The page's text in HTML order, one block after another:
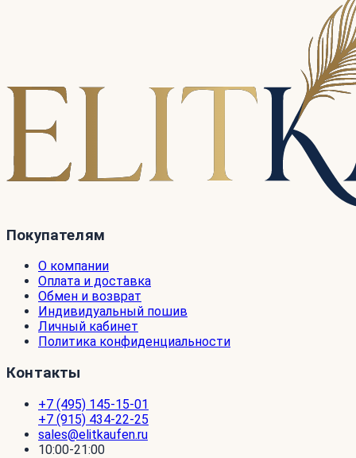
Покупателям
О компании
Оплата и доставка
Обмен и возврат
Индивидуальный пошив
Личный кабинет
Политика конфиденциальности
Контакты
+7 (495) 145-15-01
+7 (915) 434-22-25
sales@elitkaufen.ru
10:00-21:00